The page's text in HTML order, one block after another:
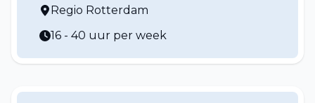
Regio Rotterdam
16 - 40 uur per week